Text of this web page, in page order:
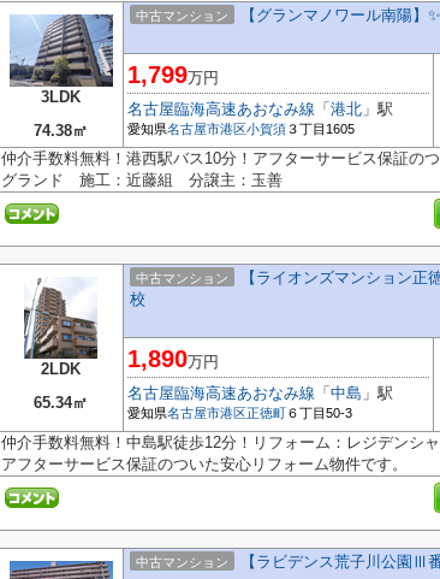
3LDK
74.38㎡
中古マンション 【グランマノワール南陽】
1,799万円
名古屋臨海高速あおなみ線 「 港北 」駅
愛知県名古屋市港区小賀須３丁目1605
仲介手数料無料！港西駅バス10分！アフターサービス保証の
グランド 施工：近藤組 分譲主：玉善
2LDK
65.34㎡
中古マンション
【ライオンズマンション正
校
1,890万円
名古屋臨海高速あおなみ線 「 中島 」駅
愛知県名古屋市港区正徳町６丁目50-3
仲介手数料無料！中島駅徒歩12分！リフォーム：レジデン
アフターサービス保証のついた安心リフォーム物件です。
中古マンション 【ラビデンス荒子川公園Ⅲ